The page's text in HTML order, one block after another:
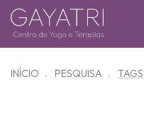
INÍCIO PESQUISA TAGS